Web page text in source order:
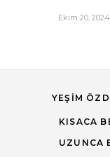
Ekim 20, 2024
YEŞIM
KISACA
UZUNCA